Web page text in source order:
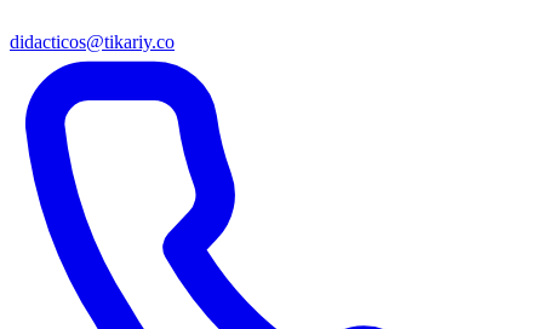
didacticos@tikariy.co